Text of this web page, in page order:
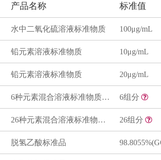
产品名称 标准值
水中二氧化硫溶液标准物质 100μg/mL
铅元素溶液标准物质 10μg/mL
铅元素溶液标准物质 20μg/mL
6种元素混合溶液标准物质(GB 5009.268-2025)(ICP-MS法) 6组分
26种元素混合溶液标准物质(GB 5009.268-2025)(ICP-MS法) 26组分
脱氢乙酸标准品